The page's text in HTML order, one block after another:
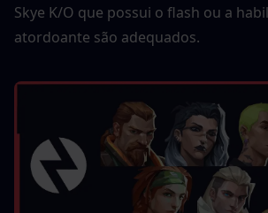
Skye K/O que possui o flash ou a
atordoante são adequados.